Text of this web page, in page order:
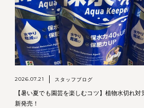
2026.07.21 スタッフブログ
【暑い夏でも園芸を楽しむコツ】植物水切れ対
新発売！